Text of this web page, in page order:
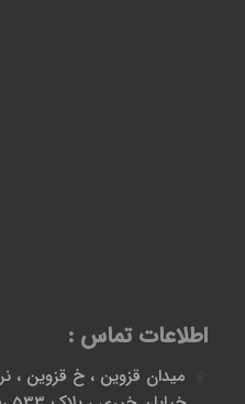
اطلاعات تماس :
میدان قزوین ، خ قزوین ،